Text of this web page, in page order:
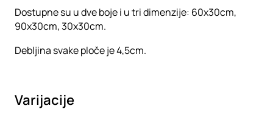
Dostupne su u dve boje i u tri dimenzije: 60x30cm,
90x30cm, 30x30cm.
Debljina svake ploče je 4,5cm.
Varijacije